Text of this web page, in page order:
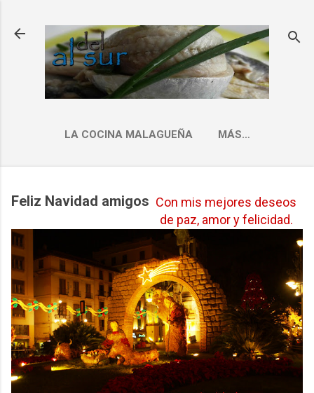
LA COCINA MALAGUEÑA MÁS…
INDICE RECETAS
Feliz Navidad amigos Con mis mejores deseos
de paz, amor y felicidad.